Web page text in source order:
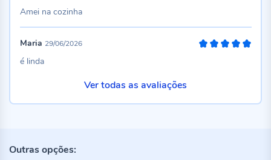
Amei na cozinha
Maria 29/06/2026
é linda
Ver todas as avaliações
Outras opções: